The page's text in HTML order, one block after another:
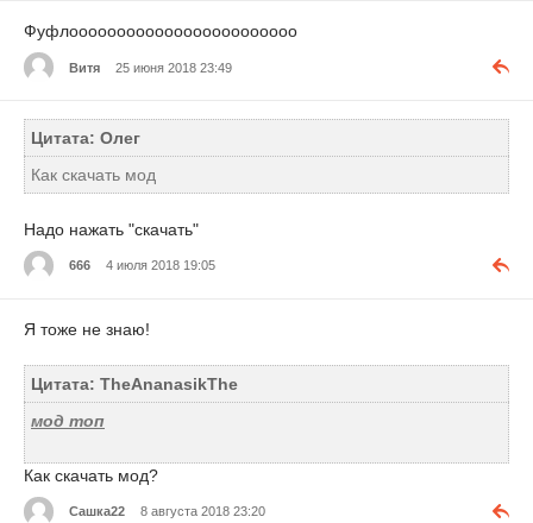
Фуфлоооооооооооооооооооооооо
Витя 25 июня 2018 23:49
Цитата: Олег
Как скачать мод
Надо нажать "скачать"
666 4 июля 2018 19:05
Я тоже не знаю!
Цитата: TheAnanasikThe
мод топ
Как скачать мод?
Сашка22 8 августа 2018 23:20